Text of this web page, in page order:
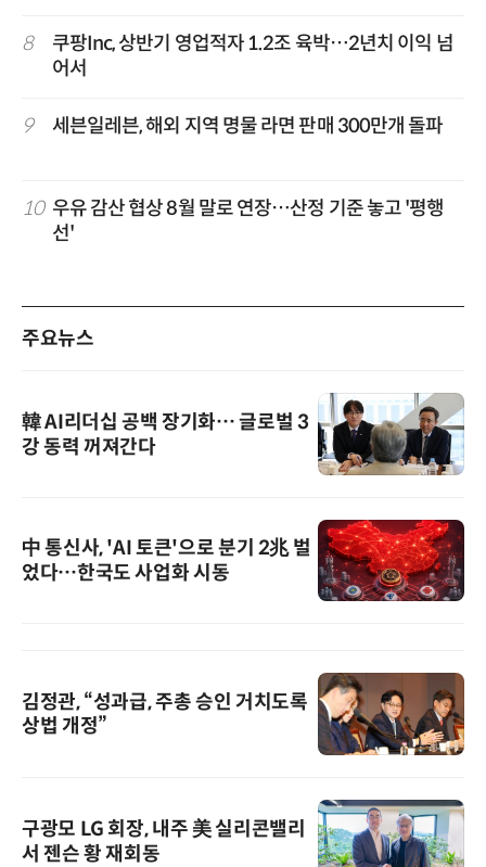
8
쿠팡Inc, 상반기 영업적자 1.2조 육박…2년치 이익 넘
어서
9 세븐일레븐, 해외 지역 명물 라면 판매 300만개 돌파
10 우유 감산 협상 8월 말로 연장…산정 기준 놓고 '평행
선'
주요뉴스
韓 AI리더십 공백 장기화… 글로벌 3
강 동력 꺼져간다
中 통신사, 'AI 토큰'으로 분기 2兆 벌
었다…한국도 사업화 시동
김정관, “성과급, 주총 승인 거치도록
상법 개정”
구광모 LG 회장, 내주 美 실리콘밸리
서 젠슨 황 재회동